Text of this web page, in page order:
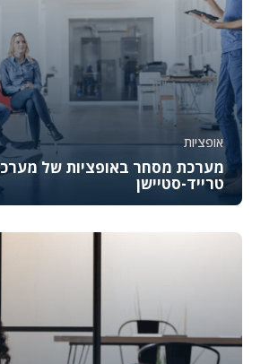
אופציות
מערכת מסחר באופציות של
טרייד-סטיישן
מקצועי לניהול מסחר באופציות במסגרת